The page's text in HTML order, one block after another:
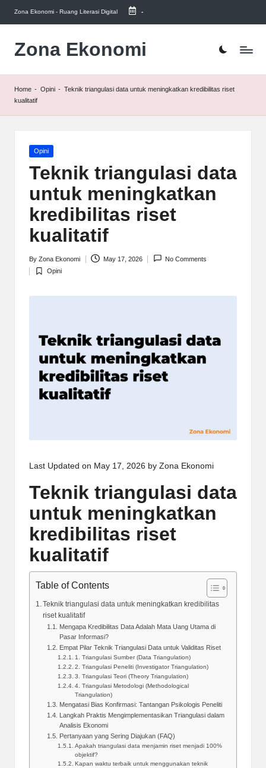
Skip
content
Zona Ekonomi - Ruang Literasi Digital -
Zona Ekonomi
Ruang
Home - Opini - Teknik triangulasi data untuk meningkatkan kredibilitas riset
kualitatif
Posted
Opini
Teknik triangulasi data
untuk meningkatkan
kredibilitas riset
kualitatif
Posted
by
By Zona Ekonomi May 17, 2026 No Comments
Posted
Opini
Last Updated on May 17, 2026 by Zona Ekonomi
Teknik triangulasi data
untuk meningkatkan
kredibilitas riset
kualitatif
Table of Contents
Teknik triangulasi data untuk meningkatkan kredibilitas
riset kualitatif
Mengapa Kredibilitas Data Adalah Mata Uang Utama di
Pasar Informasi?
Empat Pilar Teknik Triangulasi Data untuk Validitas Riset
1. Triangulasi Sumber (Data Triangulation)
2. Triangulasi Peneliti (Investigator Triangulation)
3. Triangulasi Teori (Theory Triangulation)
4. Triangulasi Metodologi (Methodological
Triangulation)
Mengatasi Bias Konfirmasi: Tantangan Psikologis Peneliti
Langkah Praktis Mengimplementasikan Triangulasi dalam
Analisis Ekonomi
Pertanyaan yang Sering Diajukan (FAQ)
Apakah triangulasi data menjamin riset menjadi 100%
objektif?
Kapan waktu terbaik untuk menggunakan teknik